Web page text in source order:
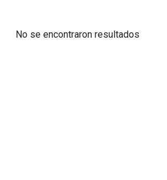
No se encontraron resultados